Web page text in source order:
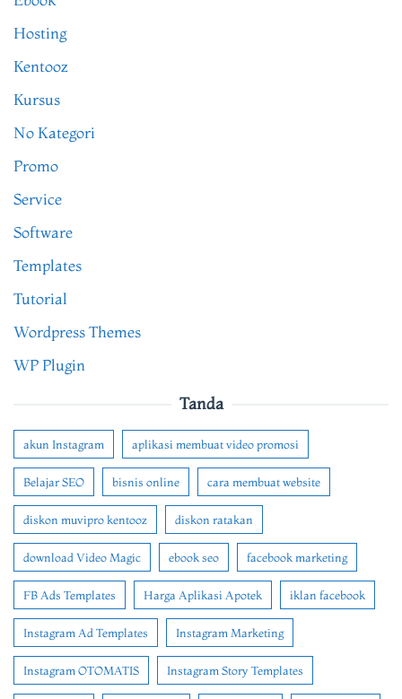
Hosting
Kentooz
Kursus
No Kategori
Promo
Service
Software
Templates
Tutorial
Wordpress Themes
WP Plugin
Tanda
akun Instagram aplikasi membuat video promosi
Belajar SEO bisnis online cara membuat website
diskon muvipro kentooz diskon ratakan
download Video Magic ebook seo facebook marketing
FB Ads Templates Harga Aplikasi Apotek iklan facebook
Instagram Ad Templates Instagram Marketing
Instagram OTOMATIS Instagram Story Templates